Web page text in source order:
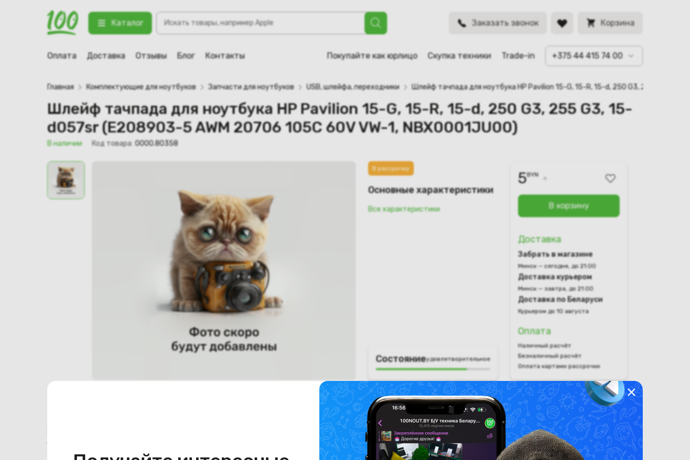
Каталог
товаров
Заказать звонок Корзина
Оплата Доставка Отзывы Блог Контакты Покупайте как юрлицо Скупка техники Trade-in +375 44 415 74 00
Шлейф тачпада для ноутбука HP Pavilion 15-G, 15-R, 15-d, 250 G3, 255 G3, 15-d057sr (E208903-5 AWM 20706 105C 60V
VW-1, NBX0001JU00)
BYN
Главная Комплектующие для ноутбуков Запчасти для ноутбуков USB, шлейфа, переходники Шлейф тачпада для ноутбука HP Pavilion 15-G, 15-R, 15-d, 250 G3, 255 G3, 15-
Шлейф тачпада для ноутбука HP Pavilion 15-G, 15-R, 15-d, 250 G3, 255 G3, 15-
d057sr (E208903-5 AWM 20706 105C 60V VW-1, NBX0001JU00)
В наличии Код товара: 0000.80358
В рассрочку
Основные характеристики
Все характеристики
Состояниеудовлетворительное
5BYN 6
В корзину
Доставка
Забрать в магазине
Минск — сегодня, до 21:00
Доставка курьером
Минск — завтра, до 21:00
Доставка по Беларуси
Курьером до 10 августа
Оплата
Наличный расчёт
Безналичный расчёт
Оплата картами рассрочки